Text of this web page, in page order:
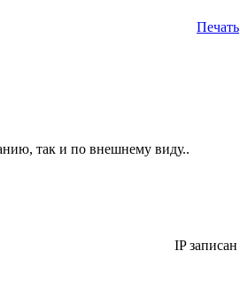
Печать
так и по внешнему виду..
IP записан